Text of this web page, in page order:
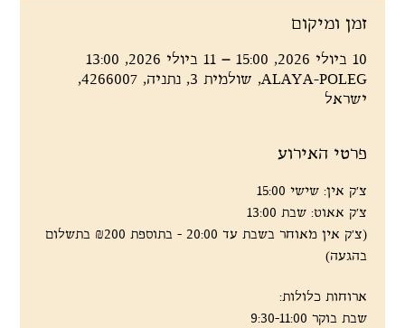
זמן ומיקום
10 ביולי 2026, 15:00 – 11 ביולי 2026, 13:00
ALAYA-POLEG, שולמית 3, נתניה, 4266007,
ישראל
פרטי האירוע
צ'ק אין: שישי 15:00
צ'ק אאוט: שבת 13:00
(צ'ק אין מאוחר בשבת עד 20:00 - בתוספת ₪200 בתשלום
בהגעה)
ארוחות כלולות:
שבת בוקר 9:30-11:00